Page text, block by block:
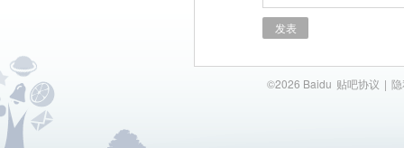
发表
©2026 Baidu 贴吧协议 |